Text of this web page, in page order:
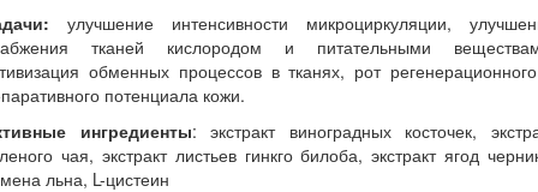
улучшение интенсивности микроциркуляции,
тканей кислородом и питательными
обменных процессов в тканях, рот
потенциала кожи.
ингредиенты: экстракт виноградных косточек,
чая, экстракт листьев гинкго билоба, экстракт ягод
льна, L-цистеин